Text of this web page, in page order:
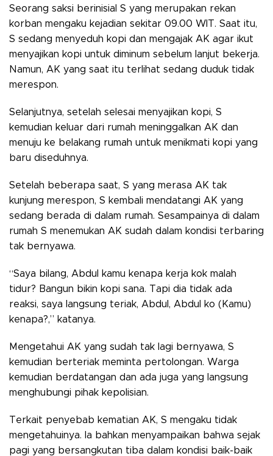
Seorang saksi berinisial S yang merupakan rekan
korban mengaku kejadian sekitar 09.00 WIT. Saat itu,
S sedang menyeduh kopi dan mengajak AK agar ikut
menyajikan kopi untuk diminum sebelum lanjut bekerja.
Namun, AK yang saat itu terlihat sedang duduk tidak
merespon.
Selanjutnya, setelah selesai menyajikan kopi, S
kemudian keluar dari rumah meninggalkan AK dan
menuju ke belakang rumah untuk menikmati kopi yang
baru diseduhnya.
Setelah beberapa saat, S yang merasa AK tak
kunjung merespon, S kembali mendatangi AK yang
sedang berada di dalam rumah. Sesampainya di dalam
rumah S menemukan AK sudah dalam kondisi terbaring
tak bernyawa.
“Saya bilang, Abdul kamu kenapa kerja kok malah
tidur? Bangun bikin kopi sana. Tapi dia tidak ada
reaksi, saya langsung teriak, Abdul, Abdul ko (Kamu)
kenapa?,” katanya.
Mengetahui AK yang sudah tak lagi bernyawa, S
kemudian berteriak meminta pertolongan. Warga
kemudian berdatangan dan ada juga yang langsung
menghubungi pihak kepolisian.
Terkait penyebab kematian AK, S mengaku tidak
mengetahuinya. Ia bahkan menyampaikan bahwa sejak
pagi yang bersangkutan tiba dalam kondisi baik-baik